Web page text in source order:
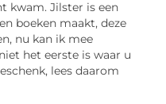
kwam. Jilster is een
boeken maakt, deze
nu kan ik mee
het eerste is waar u
lees daarom